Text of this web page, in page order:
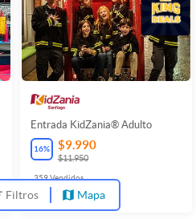
Entrada KidZania® Adulto
16% $9.990
$11.950
359Vendidos
Filtros Mapa